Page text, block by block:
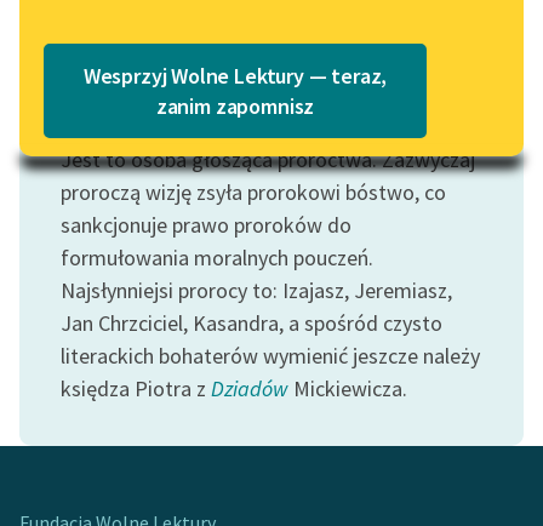
Lektury szkolne i klasyka
literatury do słuchania dla
uczennic i uczniów z
niepełnosprawnościami
E-kolekcja lektur
szkolnych i literatury do
słuchania dla uczennic i
uczniów z
niepełnosprawnościami
Feministyczne inspiracje.
Popularyzacja
Katalog w formacie PDF
Wesprzyj Wolne Lektury — teraz,
zanim zapomnisz
Motyw: Prorok
Jest to osoba głosząca proroctwa. Zazwyczaj
proroczą wizję zsyła prorokowi bóstwo, co
sankcjonuje prawo proroków do
formułowania moralnych pouczeń.
Najsłynniejsi prorocy to: Izajasz, Jeremiasz,
Jan Chrzciciel, Kasandra, a spośród czysto
literackich bohaterów wymienić jeszcze należy
księdza Piotra z Dziadów Mickiewicza.